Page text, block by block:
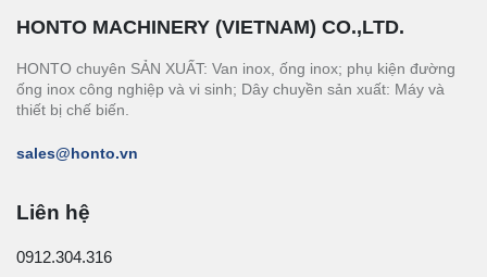
HONTO MACHINERY (VIETNAM) CO.,LTD.
HONTO chuyên SẢN XUẤT: Van inox, ống inox; phụ kiện đường
ống inox công nghiệp và vi sinh; Dây chuyền sản xuất: Máy và
thiết bị chế biến.
sales@honto.vn
Liên hệ
0912.304.316